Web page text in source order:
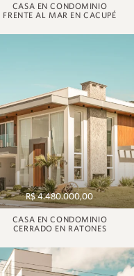
CASA EN CONDOMINIO
FRENTE AL MAR EN CACUPÉ
R$ 4.480.000,00
CASA EN CONDOMINIO
CERRADO EN RATONES